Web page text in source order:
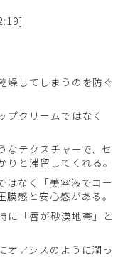
燥してしまうのを防ぐ
プクリームではなく
なテクスチャーで、セ
りと滞留してくれる。
はなく「美容液でコー
感と安心感がある。
に「唇が砂漠地帯」と
オアシスのように潤っ